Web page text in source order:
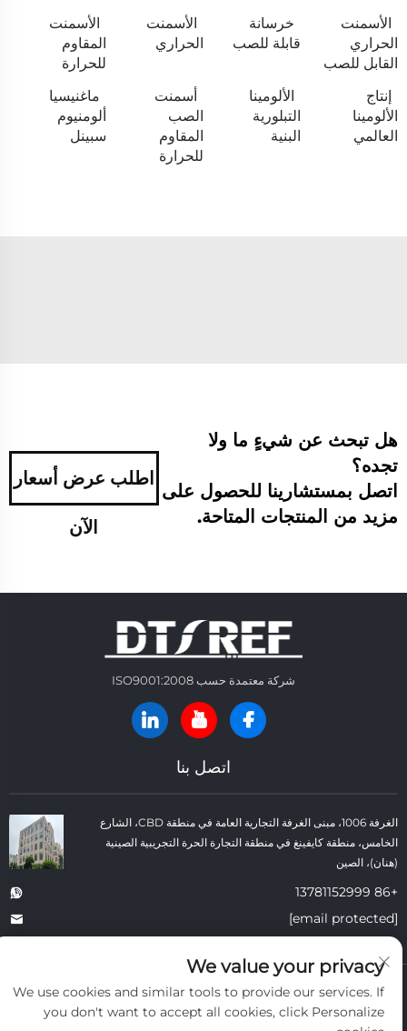
الأسمنت
الحراري
القابل للصب
خرسانة
قابلة للصب
الأسمنت
الحراري
الأسمنت
المقاوم
للحرارة
إنتاج
الألومينا
العالمي
الألومينا
التبلورية
البنية
أسمنت
الصب
المقاوم
للحرارة
ماغنيسيا
ألومنيوم
سبينل
هل تبحث عن شيءٍ ما ولا
تجده؟
اتصل بمستشارينا للحصول على
مزيد من المنتجات المتاحة.
اطلب عرض أسعار
الآن
شركة معتمدة حسب ISO9001:2008
اتصل بنا
الغرفة 1006، مبنى الغرفة التجارية العامة في منطقة CBD، الشارع
الخامس، منطقة كايفينغ في منطقة التجارة الحرة التجريبية الصينية
(هنان)، الصين
+86 13781152999
حقوق النسخ © شركة كايفنغ داتونغ لمواد البناء الحرارية المحدودة. جميع الحقوق
سياسة الخصوصية
We value your privacy
We use cookies and similar tools to provide our services. If
you don't want to accept all cookies, click Personalize